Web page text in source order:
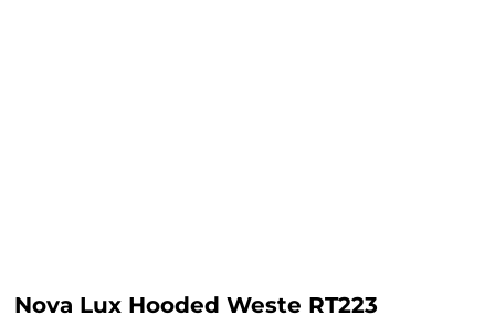
Nova Lux Hooded Weste RT223